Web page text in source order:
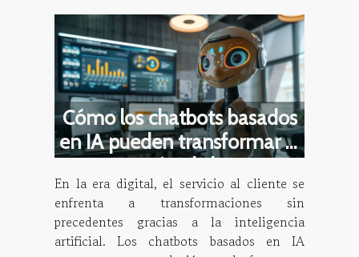
Cómo los chatbots basados
en IA pueden transformar la
atención al cliente
En la era digital, el servicio al cliente se
enfrenta a transformaciones sin
precedentes gracias a la inteligencia
artificial. Los chatbots basados en IA